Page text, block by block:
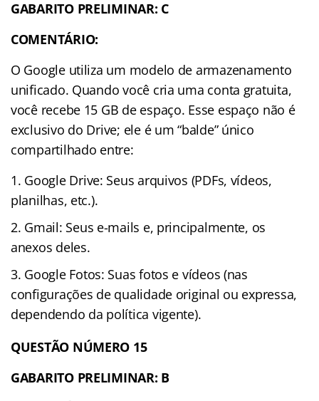
GABARITO PRELIMINAR: C
COMENTÁRIO:
O Google utiliza um modelo de armazenamento
unificado. Quando você cria uma conta gratuita,
você recebe 15 GB de espaço. Esse espaço não é
exclusivo do Drive; ele é um “balde” único
compartilhado entre:
Google Drive: Seus arquivos (PDFs, vídeos,
planilhas, etc.).
Gmail: Seus e-mails e, principalmente, os
anexos deles.
Google Fotos: Suas fotos e vídeos (nas
configurações de qualidade original ou expressa,
dependendo da política vigente).
QUESTÃO NÚMERO 15
GABARITO PRELIMINAR: B